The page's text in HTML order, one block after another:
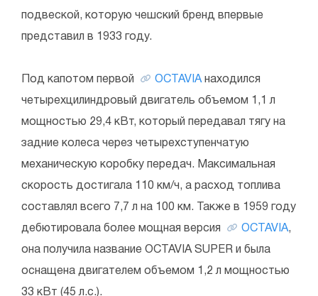
подвеской, которую чешский бренд впервые
представил в 1933 году.
Под капотом первой OCTAVIAнаходился
четырехцилиндровый двигатель объемом 1,1 л
мощностью 29,4 кВт, который передавал тягу на
задние колеса через четырехступенчатую
механическую коробку передач. Максимальная
скорость достигала 110 км/ч, а расход топлива
составлял всего 7,7 л на 100 км. Также в 1959 году
дебютировала более мощная версия OCTAVIA,
она получила название OCTAVIA SUPER и была
оснащена двигателем объемом 1,2 л мощностью
33 кВт (45 л.с.).